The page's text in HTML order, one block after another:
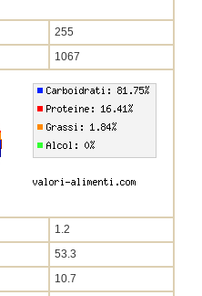
255
1067
1.2
53.3
10.7